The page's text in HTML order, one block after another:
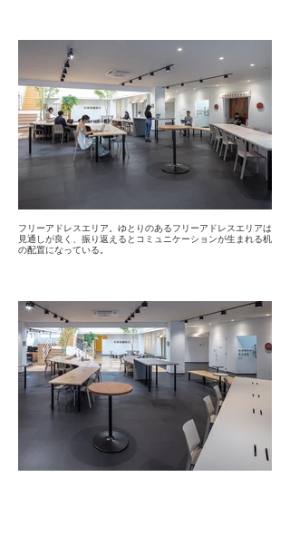
フリーアドレスエリア。ゆとりのあるフリーアドレスエリアは
見通しが良く、振り返えるとコミュニケーションが生まれる机
の配置になっている。